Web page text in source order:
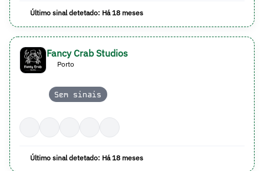
Último sinal detetado: Há 18 meses
Fancy Crab Studios
Porto
Sem sinais
Último sinal detetado: Há 18 meses